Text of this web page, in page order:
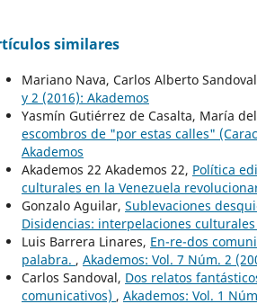
similares
Mariano Nava, Carlos Alberto
y 2 (2016): Akademos
Yasmín Gutiérrez de Casalta, María
escombros de "por estas calles"
Akademos
Akademos 22 Akademos 22, Política
culturales en la Venezuela
Gonzalo Aguilar, Sublevaciones
Disidencias: interpelaciones
Luis Barrera Linares, En-re-dos
palabra. , Akademos: Vol. 7 Núm. 2
Carlos Sandoval, Dos relatos
comunicativos) , Akademos: Vol. 1